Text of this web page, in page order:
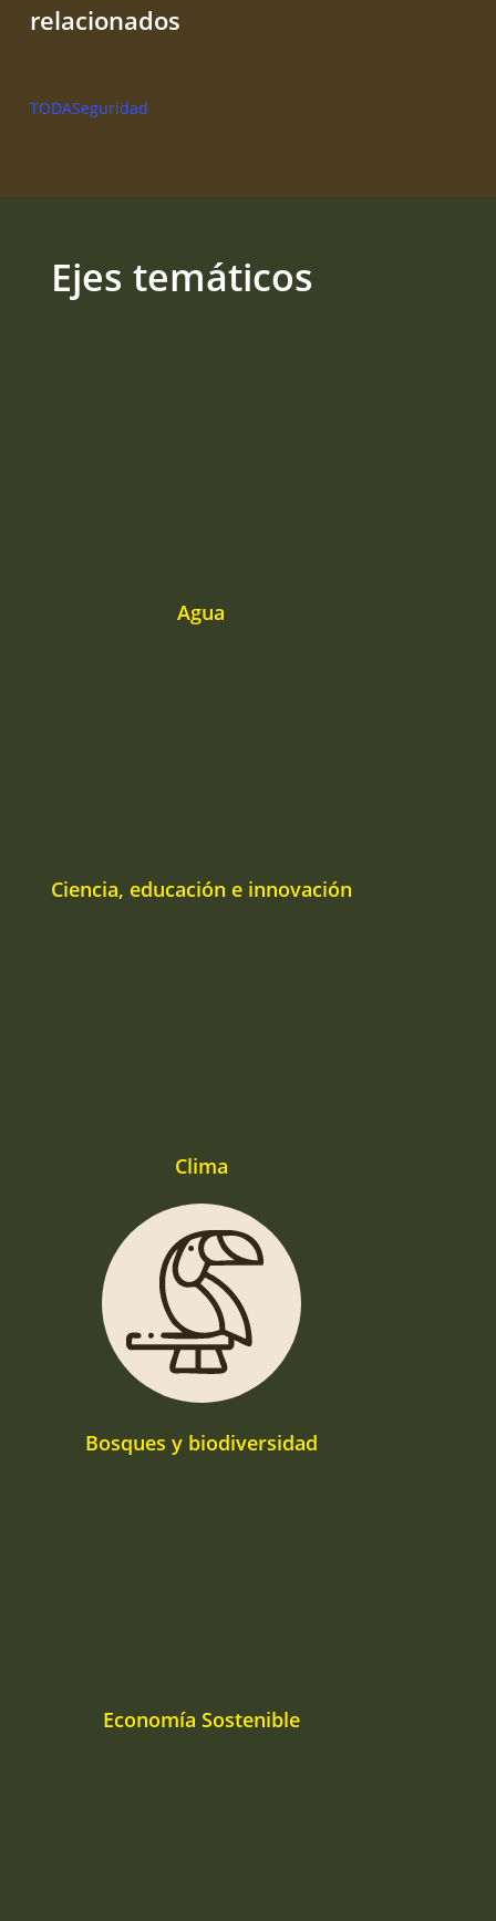
relacionados
TODASeguridad
Ejes temáticos
Agua
Ciencia, educación e innovación
Clima
Bosques y biodiversidad
Economía Sostenible